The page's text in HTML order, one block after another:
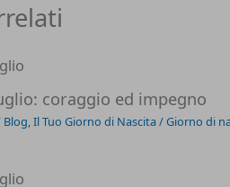
coraggio ed impegno
Blog,Il Tuo Giorno di Nascita /Giorno di